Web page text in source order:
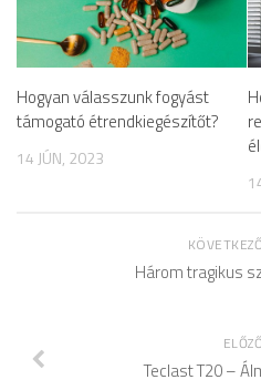
Hogyan válasszunk fogyást
támogató étrendkiegészítőt?
14 JÚN, 2023
Három tragikus
Teclast T20 –